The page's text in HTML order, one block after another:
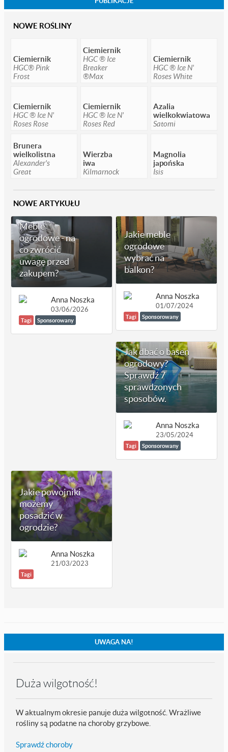
NOWE ROŚLINY
Ciemiernik
HGC® Pink
Frost
Ciemiernik
HGC ® Ice
Breaker
®Max
Ciemiernik
HGC ® Ice N'
Roses White
Ciemiernik
HGC ® Ice N'
Roses Rose
Ciemiernik
HGC ® Ice N'
Roses Red
Azalia
wielkokwiatowa
Satomi
Brunera
wielkolistna
Alexander's
Great
Wierzba
iwa
Kilmarnock
Magnolia
japońska
Isis
NOWE ARTYKUŁU
Meble
ogrodowe - na
co zwrócić
uwagę przed
zakupem?
Anna Noszka
03/06/2026
Tagi Sponsorowany
Jakie meble
ogrodowe
wybrać na
balkon?
Anna Noszka
01/07/2024
Tagi Sponsorowany
Jak dbać o basen
ogrodowy?
Sprawdź 7
sprawdzonych
sposobów.
Anna Noszka
23/05/2024
Tagi Sponsorowany
Jakie powojniki
możemy
posadzić w
ogrodzie?
Anna Noszka
21/03/2023
Tagi
UWAGA NA!
Duża wilgotność!
W aktualnym okresie panuje duża wilgotność. Wrażliwe
rośliny są podatne na choroby grzybowe.
Sprawdź choroby